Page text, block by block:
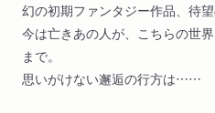
幻の初期ファンタジー作品、待
今は亡きあの人が、こちらの世
まで。
思いがけない邂逅の行方は……